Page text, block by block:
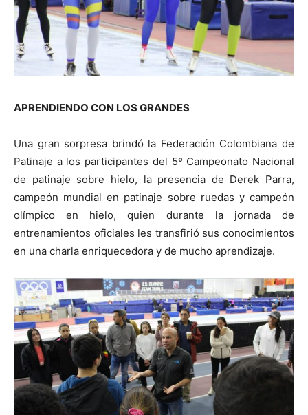
APRENDIENDO CON LOS GRANDES
Una gran sorpresa brindó la Federación Colombiana de
Patinaje a los participantes del 5º Campeonato Nacional
de patinaje sobre hielo, la presencia de Derek Parra,
campeón mundial en patinaje sobre ruedas y campeón
olímpico en hielo, quien durante la jornada de
entrenamientos oficiales les transfirió sus conocimientos
en una charla enriquecedora y de mucho aprendizaje.